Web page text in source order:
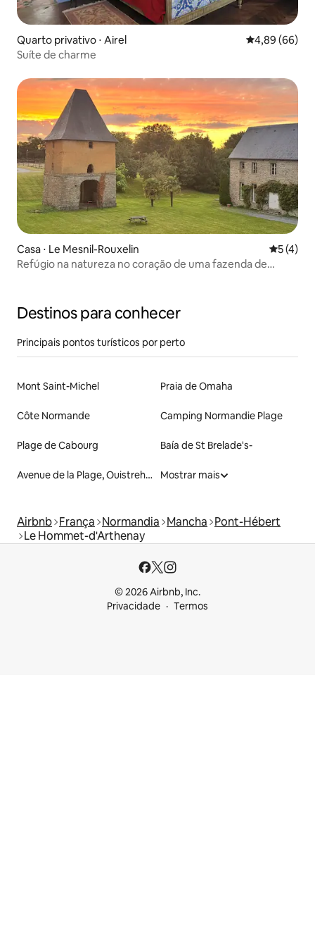
Quarto privativo ⋅ Airel 4,89 de uma
4,89 (66)
Suíte de charme
Casa ⋅ Le Mesnil-Rouxelin 5 de
5 (4)
Refúgio na natureza no coração de uma fazenda de
Destinos para conhecer
Principais pontos turísticos por perto
Mont Saint-Michel Praia de Omaha
Côte Normande Camping Normandie Plage
Plage de Cabourg Baía de St Brelade's-
Avenue de la Plage, Ouistreham Mostrar mais
Airbnb França Normandia Mancha Pont-Hébert
Le Hommet-d'Arthenay
© 2026 Airbnb, Inc.
Privacidade
Termos